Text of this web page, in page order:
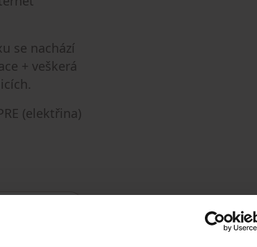
se nachází
+ veškerá
(elektřina)